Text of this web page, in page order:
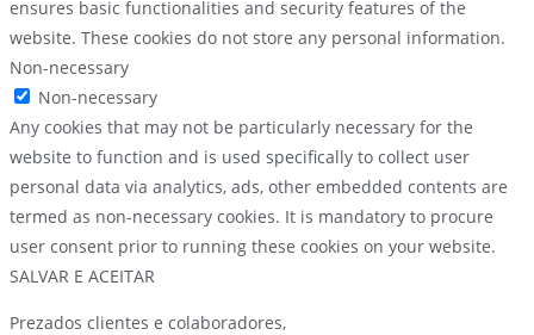
ensures basic functionalities and security features of the
website. These cookies do not store any personal information.
Non-necessary
Non-necessary
Any cookies that may not be particularly necessary for the
website to function and is used specifically to collect user
personal data via analytics, ads, other embedded contents are
termed as non-necessary cookies. It is mandatory to procure
user consent prior to running these cookies on your website.
SALVAR E ACEITAR
Prezados clientes e colaboradores,